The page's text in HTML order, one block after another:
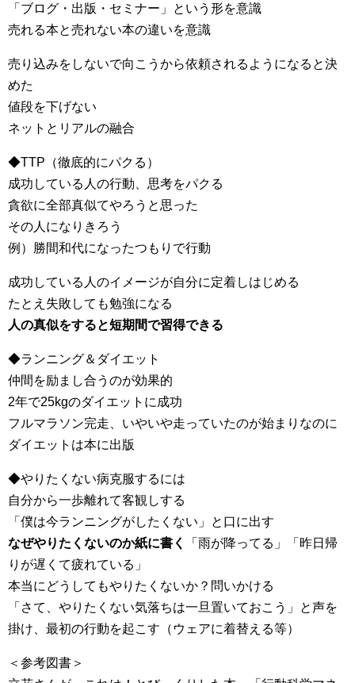
「ブログ・出版・セミナー」という形を意識
売れる本と売れない本の違いを意識
売り込みをしないで向こうから依頼されるようになると決
めた
値段を下げない
ネットとリアルの融合
◆TTP（徹底的にパクる）
成功している人の行動、思考をパクる
貪欲に全部真似てやろうと思った
その人になりきろう
例）勝間和代になったつもりで行動
成功している人のイメージが自分に定着しはじめる
たとえ失敗しても勉強になる
人の真似をすると短期間で習得できる
◆ランニング＆ダイエット
仲間を励まし合うのが効果的
2年で25kgのダイエットに成功
フルマラソン完走、いやいや走っていたのが始まりなのに
ダイエットは本に出版
◆やりたくない病克服するには
自分から一歩離れて客観しする
「僕は今ランニングがしたくない」と口に出す
なぜやりたくないのか紙に書く
「雨が降ってる」「昨日帰
りが遅くて疲れている」
本当にどうしてもやりたくないか？問いかける
「さて、やりたくない気落ちは一旦置いておこう」と声を
掛け、最初の行動を起こす（ウェアに着替える等）
＜参考図書＞